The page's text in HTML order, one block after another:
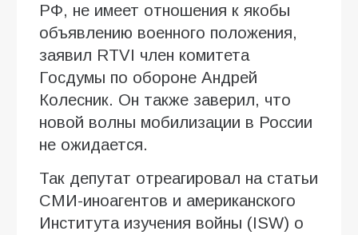
РФ, не имеет отношения к якобы
объявлению военного положения,
заявил RTVI член комитета
Госдумы по обороне Андрей
Колесник. Он также заверил, что
новой волны мобилизации в России
не ожидается.
Так депутат отреагировал на статьи
СМИ-иноагентов и американского
Института изучения войны (ISW) о